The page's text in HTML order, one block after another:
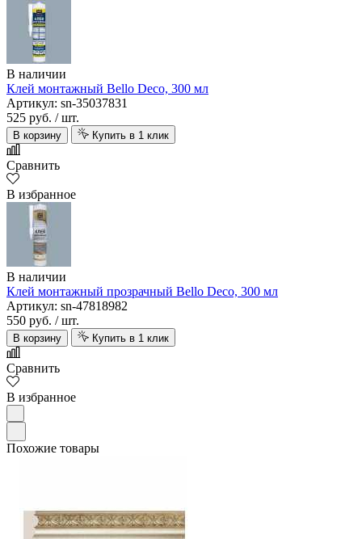
В наличии
Клей монтажный Bello Deco, 300 мл
Артикул: sn-35037831
525 руб. / шт.
В корзину Купить в 1 клик
Сравнить
В избранное
В наличии
Клей монтажный прозрачный Bello Deco, 300 мл
Артикул: sn-47818982
550 руб. / шт.
В корзину Купить в 1 клик
Сравнить
В избранное
Похожие товары